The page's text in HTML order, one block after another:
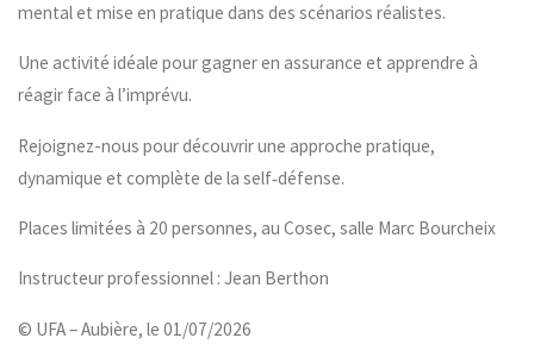
mental et mise en pratique dans des scénarios réalistes.
Une activité idéale pour gagner en assurance et apprendre à
réagir face à l’imprévu.
Rejoignez-nous pour découvrir une approche pratique,
dynamique et complète de la self‑défense.
Places limitées à 20 personnes, au Cosec, salle Marc Bourcheix
Instructeur professionnel : Jean Berthon
© UFA – Aubière, le 01/07/2026